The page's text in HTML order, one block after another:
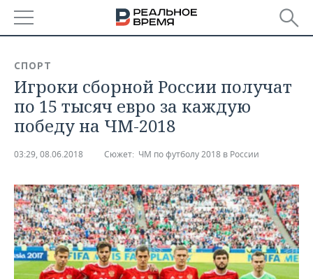
БАШКОРТОСТАН
ТАТАРСТАН
НОВОСТИ
АНАЛИТИКА
КОРОЛИ ГОСЗАКАЗА ПФО
ВУЗЫ ТАТАРСТАНА
КОМУ ПРИНАДЛЕЖАТ
ФИНАНСЫ
БАНКИ
БЮДЖЕТ
НОВОСТИ
ПРОМЫШЛЕННОСТИ
АГРОПРОМ
НЕДВИЖИМОСТЬ
НОВОСТИ НЕДВИЖИМОСТИ
АВТО
НОВОСТИ АВТО
БИЗНЕС
СПОРТ
Игроки сборной России получат
по 15 тысяч евро за каждую
победу на ЧМ-2018
03:29, 08.06.2018 Сюжет: ЧМ по футболу 2018 в России